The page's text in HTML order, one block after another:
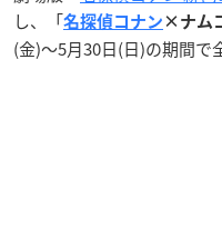
し、「名探偵コナン ×ナム
(金)〜5月30日(日)の期間で